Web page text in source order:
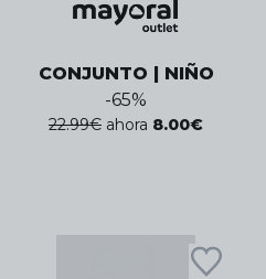
CONJUNTO | NIÑO
-65%
22.99€ ahora 8.00€